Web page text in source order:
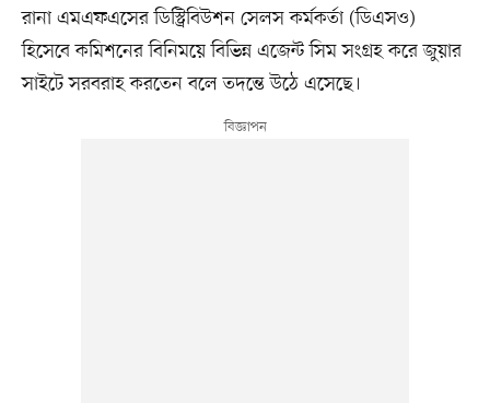
রানা এমএফএসের ডিস্ট্রিবিউশন সেলস কর্মকর্তা (ডিএসও)
হিসেবে কমিশনের বিনিময়ে বিভিন্ন এজেন্ট সিম সংগ্রহ করে জুয়ার
সাইটে সরবরাহ করতেন বলে তদন্তে উঠে এসেছে।